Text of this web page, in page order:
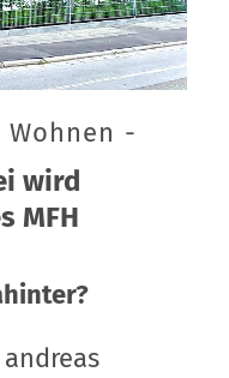
-
wird
MFH